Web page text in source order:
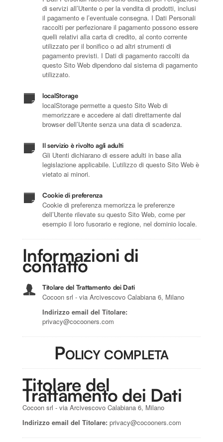
di servizi all’Utente o per la vendita di prodotti, inclusi
il pagamento e l’eventuale consegna. I Dati Personali
raccolti per perfezionare il pagamento possono essere
quelli relativi alla carta di credito, al conto corrente
utilizzato per il bonifico o ad altri strumenti di
pagamento previsti. I Dati di pagamento raccolti da
questo Sito Web dipendono dal sistema di pagamento
utilizzato.
localStorage
localStorage permette a questo Sito Web di
memorizzare e accedere ai dati direttamente dal
browser dell’Utente senza una data di scadenza.
Il servizio è rivolto agli adulti
Gli Utenti dichiarano di essere adulti in base alla
legislazione applicabile. L’utilizzo di questo Sito Web è
vietato ai minori.
Cookie di preferenza
Cookie di preferenza memorizza le preferenze
dell’Utente rilevate su questo Sito Web, come per
esempio il loro fusorario e regione, nel dominio locale.
Informazioni di
contatto
Titolare del Trattamento dei Dati
Cocoon srl - via Arcivescovo Calabiana 6, Milano
Indirizzo email del Titolare:
privacy@cocooners.com
Policy completa
Titolare del
Trattamento dei Dati
Cocoon srl - via Arcivescovo Calabiana 6, Milano
Indirizzo email del Titolare: privacy@cocooners.com